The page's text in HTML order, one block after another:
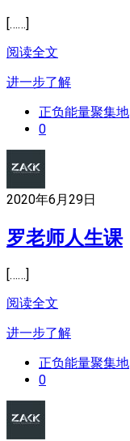
[……]
阅读全文
进一步了解
正负能量聚集地
0
2020年6月29日
罗老师人生课
[……]
阅读全文
进一步了解
正负能量聚集地
0